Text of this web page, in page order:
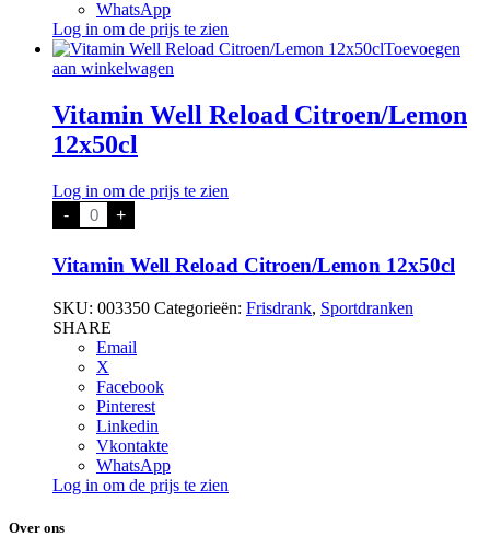
WhatsApp
Log in om de prijs te zien
Toevoegen
aan winkelwagen
Vitamin Well Reload Citroen/Lemon
12x50cl
Log in om de prijs te zien
- Vitamin
Well
Citroen/Lemon
12x50cl
+
Vitamin Well Reload Citroen/Lemon 12x50cl
SKU: 003350 Categorieën: Frisdrank, Sportdranken
SHARE
Email
X
Facebook
Pinterest
Linkedin
Vkontakte
WhatsApp
Log in om de prijs te zien
Over ons